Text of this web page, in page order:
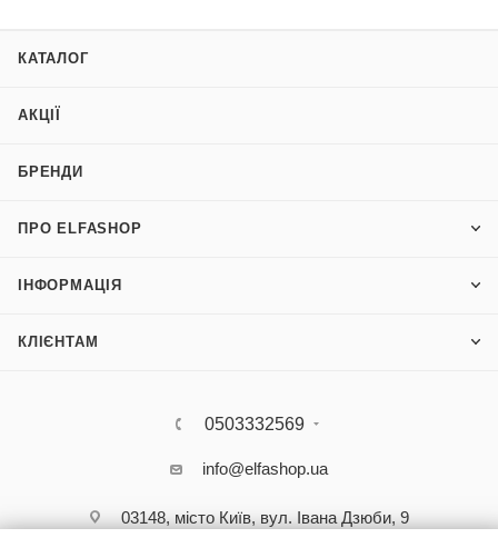
КАТАЛОГ
АКЦІЇ
БРЕНДИ
ПРО ELFASHOP
ІНФОРМАЦІЯ
КЛІЄНТАМ
0503332569
info@elfashop.ua
03148, місто Київ, вул. Івана Дзюби, 9